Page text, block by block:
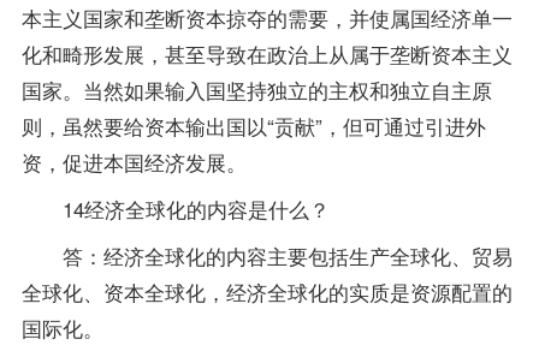
本主义国家和垄断资本掠夺的需要，并使属国经济单一
化和畸形发展，甚至导致在政治上从属于垄断资本主义
国家。当然如果输入国坚持独立的主权和独立自主原
则，虽然要给资本输出国以“贡献”，但可通过引进外
资，促进本国经济发展。
14经济全球化的内容是什么？
答：经济全球化的内容主要包括生产全球化、贸易
全球化、资本全球化，经济全球化的实质是资源配置的
国际化。